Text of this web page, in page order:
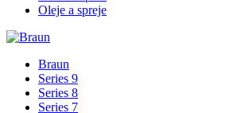
Oleje a spreje
Braun
Series 9
Series 8
Series 7